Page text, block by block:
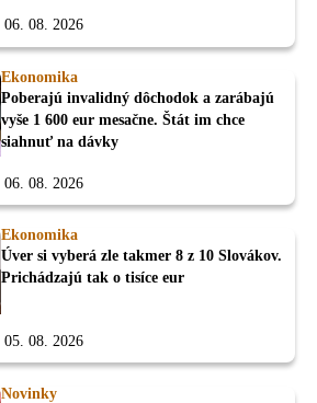
06. 08. 2026
Ekonomika
Poberajú invalidný dôchodok a zarábajú
vyše 1 600 eur mesačne. Štát im chce
siahnuť na dávky
06. 08. 2026
Ekonomika
Úver si vyberá zle takmer 8 z 10 Slovákov.
Prichádzajú tak o tisíce eur
05. 08. 2026
Novinky